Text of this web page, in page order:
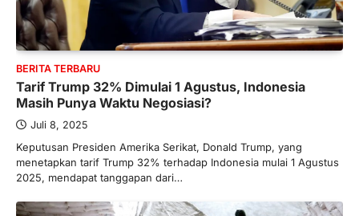
BERITA TERBARU
Tarif Trump 32% Dimulai 1 Agustus, Indonesia
Masih Punya Waktu Negosiasi?
Juli 8, 2025
Keputusan Presiden Amerika Serikat, Donald Trump, yang
menetapkan tarif Trump 32% terhadap Indonesia mulai 1 Agustus
2025, mendapat tanggapan dari…